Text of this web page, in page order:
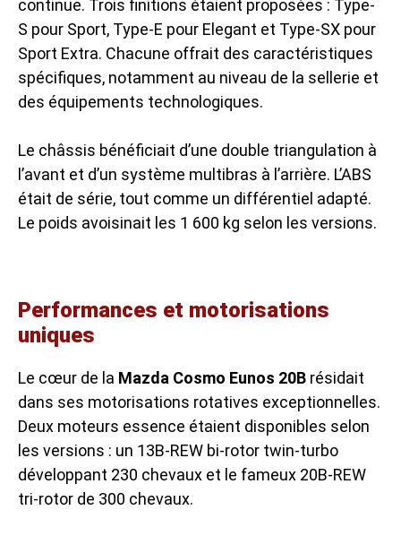
continue. Trois finitions étaient proposées : Type-
S pour Sport, Type-E pour Elegant et Type-SX pour
Sport Extra. Chacune offrait des caractéristiques
spécifiques, notamment au niveau de la sellerie et
des équipements technologiques.
Le châssis bénéficiait d’une double triangulation à
l’avant et d’un système multibras à l’arrière. L’ABS
était de série, tout comme un différentiel adapté.
Le poids avoisinait les 1 600 kg selon les versions.
Performances et motorisations
uniques
Le cœur de la Mazda Cosmo Eunos 20B résidait
dans ses motorisations rotatives exceptionnelles.
Deux moteurs essence étaient disponibles selon
les versions : un 13B-REW bi-rotor twin-turbo
développant 230 chevaux et le fameux 20B-REW
tri-rotor de 300 chevaux.